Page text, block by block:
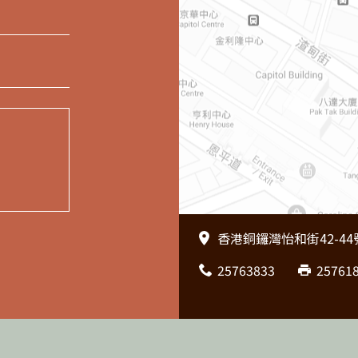
香港銅鑼灣怡和街42-
25763833